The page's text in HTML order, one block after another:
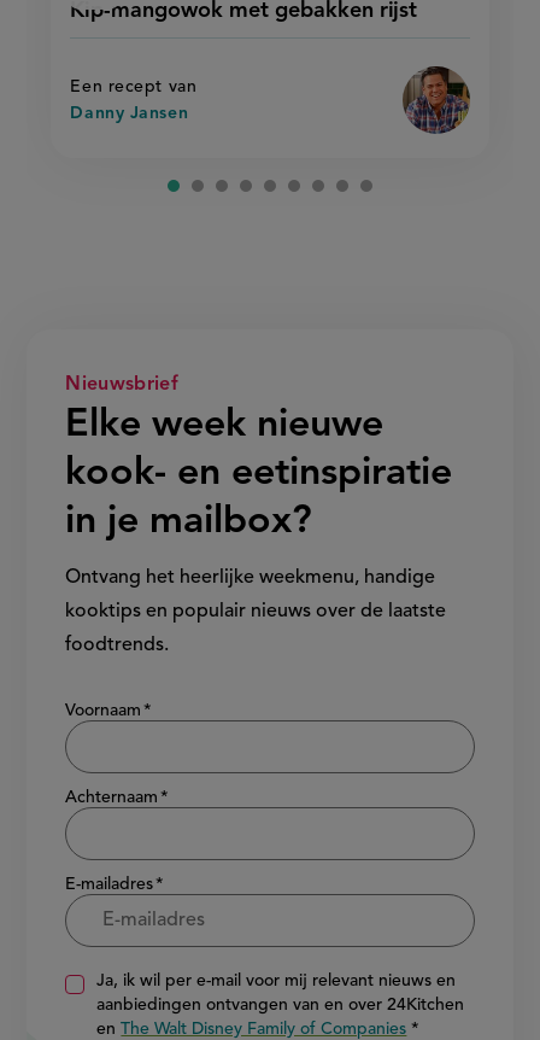
Kip-mangowok met gebakken rijst
met
rijst'
Een recept van
Danny Jansen
recept
mangowok
met
rijst
Nieuwsbrief
Elke week nieuwe
kook- en eetinspiratie
in je mailbox?
Ontvang het heerlijke weekmenu, handige
kooktips en populair nieuws over de laatste
foodtrends.
Show/hide
Voornaam
Achternaam
E-mailadres
Ja, ik wil per e-mail voor mij relevant nieuws en
aanbiedingen ontvangen van en over 24Kitchen
enThe Walt Disney Family of Companies